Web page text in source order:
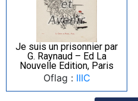
Je suis un prisonnier par
G. Raynaud – Ed La
Nouvelle Edition, Paris
Oflag : IIIC